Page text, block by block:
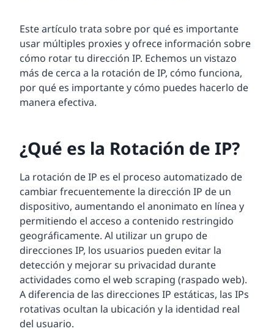
Este artículo trata sobre por qué es importante
usar múltiples proxies y ofrece información sobre
cómo rotar tu dirección IP. Echemos un vistazo
más de cerca a la rotación de IP, cómo funciona,
por qué es importante y cómo puedes hacerlo de
manera efectiva.
¿Qué es la Rotación de IP?
La rotación de IP es el proceso automatizado de
cambiar frecuentemente la dirección IP de un
dispositivo, aumentando el anonimato en línea y
permitiendo el acceso a contenido restringido
geográficamente. Al utilizar un grupo de
direcciones IP, los usuarios pueden evitar la
detección y mejorar su privacidad durante
actividades como el web scraping (raspado web).
A diferencia de las direcciones IP estáticas, las IPs
rotativas ocultan la ubicación y la identidad real
del usuario.